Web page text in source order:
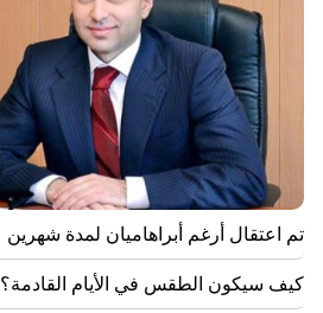
تم اعتقال أرغم أبراهاميان لمدة شهرين
كيف سيكون الطقس في الأيام القادمة؟